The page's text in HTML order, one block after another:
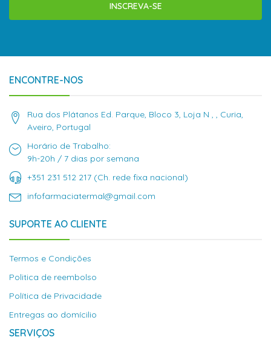
INSCREVA-SE
ENCONTRE-NOS
Rua dos Plátanos Ed. Parque, Bloco 3, Loja N , , Curia,
Aveiro, Portugal
Horário de Trabalho:
9h-20h / 7 dias por semana
+351 231 512 217 (Ch. rede fixa nacional)
infofarmaciatermal@gmail.com
SUPORTE AO CLIENTE
Termos e Condições
Politica de reembolso
Política de Privacidade
Entregas ao domícilio
SERVIÇOS